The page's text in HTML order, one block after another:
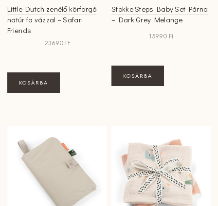
Little Dutch zenélő körforgó
natúr fa vázzal – Safari
Friends
23690 Ft
KOSÁRBA
Stokke Steps Baby Set Párna
– Dark Grey Melange
15990 Ft
KOSÁRBA